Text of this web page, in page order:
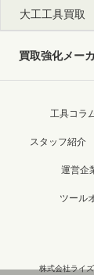
大工工具買取
買取強化メー
工具コラ
スタッフ紹介
運営企
ツール
株式会社ライ